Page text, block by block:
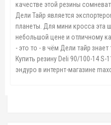
качестве этой резины
Дели Тайр является
планеты. Для мини кросса эта
небольшой цене и отличному
- это то - в чём Дели тайр знает
Купить резину Deli 90/100-14 S-
эндуро в интернт-магазине